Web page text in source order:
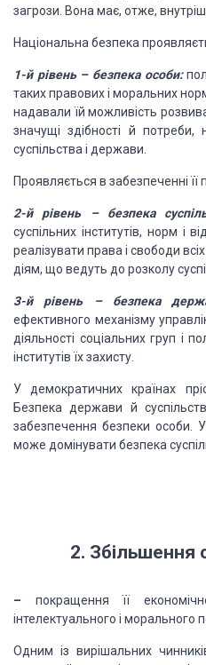
загрози. Вона має, отже,
Національна безпека
1-й рівень – безпека особи:
таких правових і моральних норм
надавали їй можливість
значущі здібності й
суспільства і держави.
Проявляється в забезпеченні її
2-й рівень – безпека
суспільних інститутів, норм і
реалізувати права і свободи
діям, що ведуть до розколу
3-й рівень – безпека
ефективного механізму
діяльності соціальних груп і
інститутів їх захисту.
У демократичних країнах
Безпека держави й
забезпечення безпеки особи.
може домінувати безпека
2. Збільшення
– покращення її
інтелектуального і морального
Одним із вирішальних